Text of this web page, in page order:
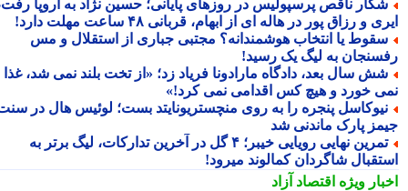
ناقص پرسپولیس در روزهای پایانی؛ حسین نژاد به اروپا رفت،
و رزاق پور در هاله ای از ابهام، قربانی ۴۸ ساعت مهلت دارد!
یا انتخاب هوشمندانه؟ مجتبی جباری از استقلال و مس
به لیگ یک رسید!
سال بعد، دادگاه مارادونا فریاد زد؛ «از تخت بلند نمی شد، غذا
خورد و هیچ کس اقدامی نمی کرد!»
پنجره را به روی منچستریونایتد بست؛ لوئیس هال در سنت
پارک ماندنی شد
تمرین نهایی رویایی خیبر؛ ۴ گل در آخرین تدارکات، لیگ برتر به
شاگردان کمالوند میرود!
ویژهاقتصاد آزاد